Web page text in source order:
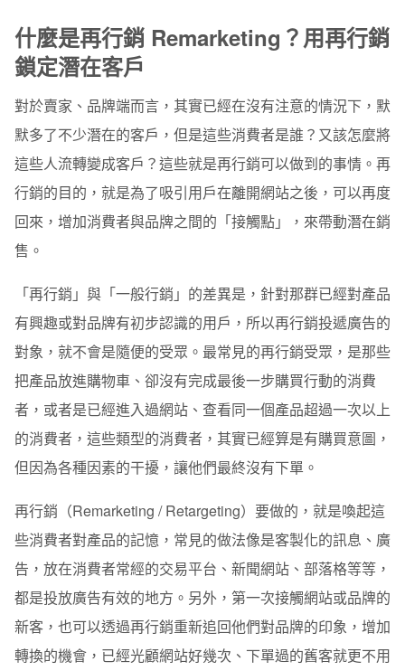
Step 3 撰寫合適的內容
Step 4 名單分眾
Step 5 測試、測試、再優化！
再行銷的成功關鍵—客製化
什麼是再行銷 Remarketing？用再行銷
鎖定潛在客戶
對於賣家、品牌端而言，其實已經在沒有注意的情況下，默
默多了不少潛在的客戶，但是這些消費者是誰？又該怎麼將
這些人流轉變成客戶？這些就是再行銷可以做到的事情。再
行銷的目的，就是為了吸引用戶在離開網站之後，可以再度
回來，增加消費者與品牌之間的「接觸點」，來帶動潛在銷
售。
「再行銷」與「一般行銷」的差異是，針對那群已經對產品
有興趣或對品牌有初步認識的用戶，所以再行銷投遞廣告的
對象，就不會是隨便的受眾。最常見的再行銷受眾，是那些
把產品放進購物車、卻沒有完成最後一步購買行動的消費
者，或者是已經進入過網站、查看同一個產品超過一次以上
的消費者，這些類型的消費者，其實已經算是有購買意圖，
但因為各種因素的干擾，讓他們最終沒有下單。
再行銷（Remarketing / Retargeting）要做的，就是喚起這
些消費者對產品的記憶，常見的做法像是客製化的訊息、廣
告，放在消費者常經的交易平台、新聞網站、部落格等等，
都是投放廣告有效的地方。另外，第一次接觸網站或品牌的
新客，也可以透過再行銷重新追回他們對品牌的印象，增加
轉換的機會，已經光顧網站好幾次、下單過的舊客就更不用